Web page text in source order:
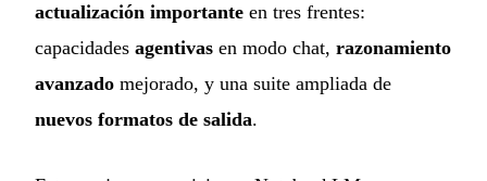
actualización importante en tres frentes:
capacidades agentivas en modo chat, razonamiento
avanzado mejorado, y una suite ampliada de
nuevos formatos de salida.